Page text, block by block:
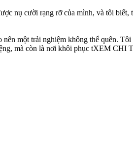
nụ cười rạng rỡ của mình, và tôi biết,
một trải nghiệm không thể quên.
mà còn là nơi khôi phục tXEM